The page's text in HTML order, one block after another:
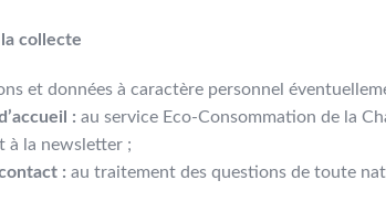
collecte
et données à caractère personnel
: au service Eco-Consommation de la
à la newsletter ;
: au traitement des questions de toute